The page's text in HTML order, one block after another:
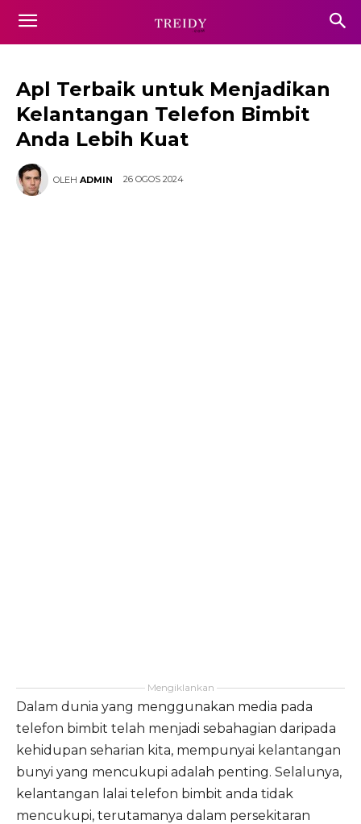
Apl Terbaik untuk Menjadikan
Kelantangan Telefon Bimbit
Anda Lebih Kuat
OLEH ADMIN 26 OGOS 2024
Mengiklankan
Dalam dunia yang menggunakan media pada
telefon bimbit telah menjadi sebahagian daripada
kehidupan seharian kita, mempunyai kelantangan
bunyi yang mencukupi adalah penting. Selalunya,
kelantangan lalai telefon bimbit anda tidak
mencukupi, terutamanya dalam persekitaran